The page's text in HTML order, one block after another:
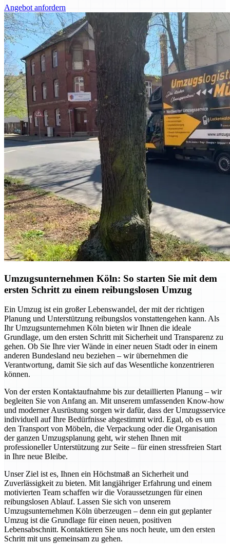
Angebot anfordern
Umzugsunternehmen Köln: So starten Sie mit dem
ersten Schritt zu einem reibungslosen Umzug
Ein Umzug ist ein großer Lebenswandel, der mit der richtigen
Planung und Unterstützung reibungslos vonstattengehen kann. Als
Ihr Umzugsunternehmen Köln bieten wir Ihnen die ideale
Grundlage, um den ersten Schritt mit Sicherheit und Transparenz zu
gehen. Ob Sie Ihre vier Wände in einer neuen Stadt oder in einem
anderen Bundesland neu beziehen – wir übernehmen die
Verantwortung, damit Sie sich auf das Wesentliche konzentrieren
können.
Von der ersten Kontaktaufnahme bis zur detaillierten Planung – wir
begleiten Sie von Anfang an. Mit unserem umfassenden Know-how
und moderner Ausrüstung sorgen wir dafür, dass der Umzugsservice
individuell auf Ihre Bedürfnisse abgestimmt wird. Egal, ob es um
den Transport von Möbeln, die Verpackung oder die Organisation
der ganzen Umzugsplanung geht, wir stehen Ihnen mit
professioneller Unterstützung zur Seite – für einen stressfreien Start
in Ihre neue Bleibe.
Unser Ziel ist es, Ihnen ein Höchstmaß an Sicherheit und
Zuverlässigkeit zu bieten. Mit langjähriger Erfahrung und einem
motivierten Team schaffen wir die Voraussetzungen für einen
reibungslosen Ablauf. Lassen Sie sich von unserem
Umzugsunternehmen Köln überzeugen – denn ein gut geplanter
Umzug ist die Grundlage für einen neuen, positiven
Lebensabschnitt. Kontaktieren Sie uns noch heute, um den ersten
Schritt mit uns gemeinsam zu gehen.